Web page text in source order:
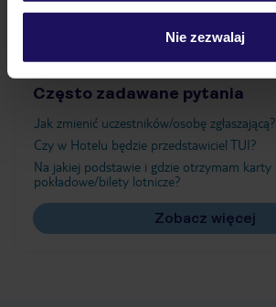
Nie zezwalaj
Ważne informacje
Często zadawane pytania
Jak zmienić uczestników/osobę zgłaszającą?
Czy w Hotelu będzie przedstawiciel TUI?
Na jakiej podstawie i gdzie otrzymam karty
pokładowe/bilety lotnicze?
Zobacz więcej